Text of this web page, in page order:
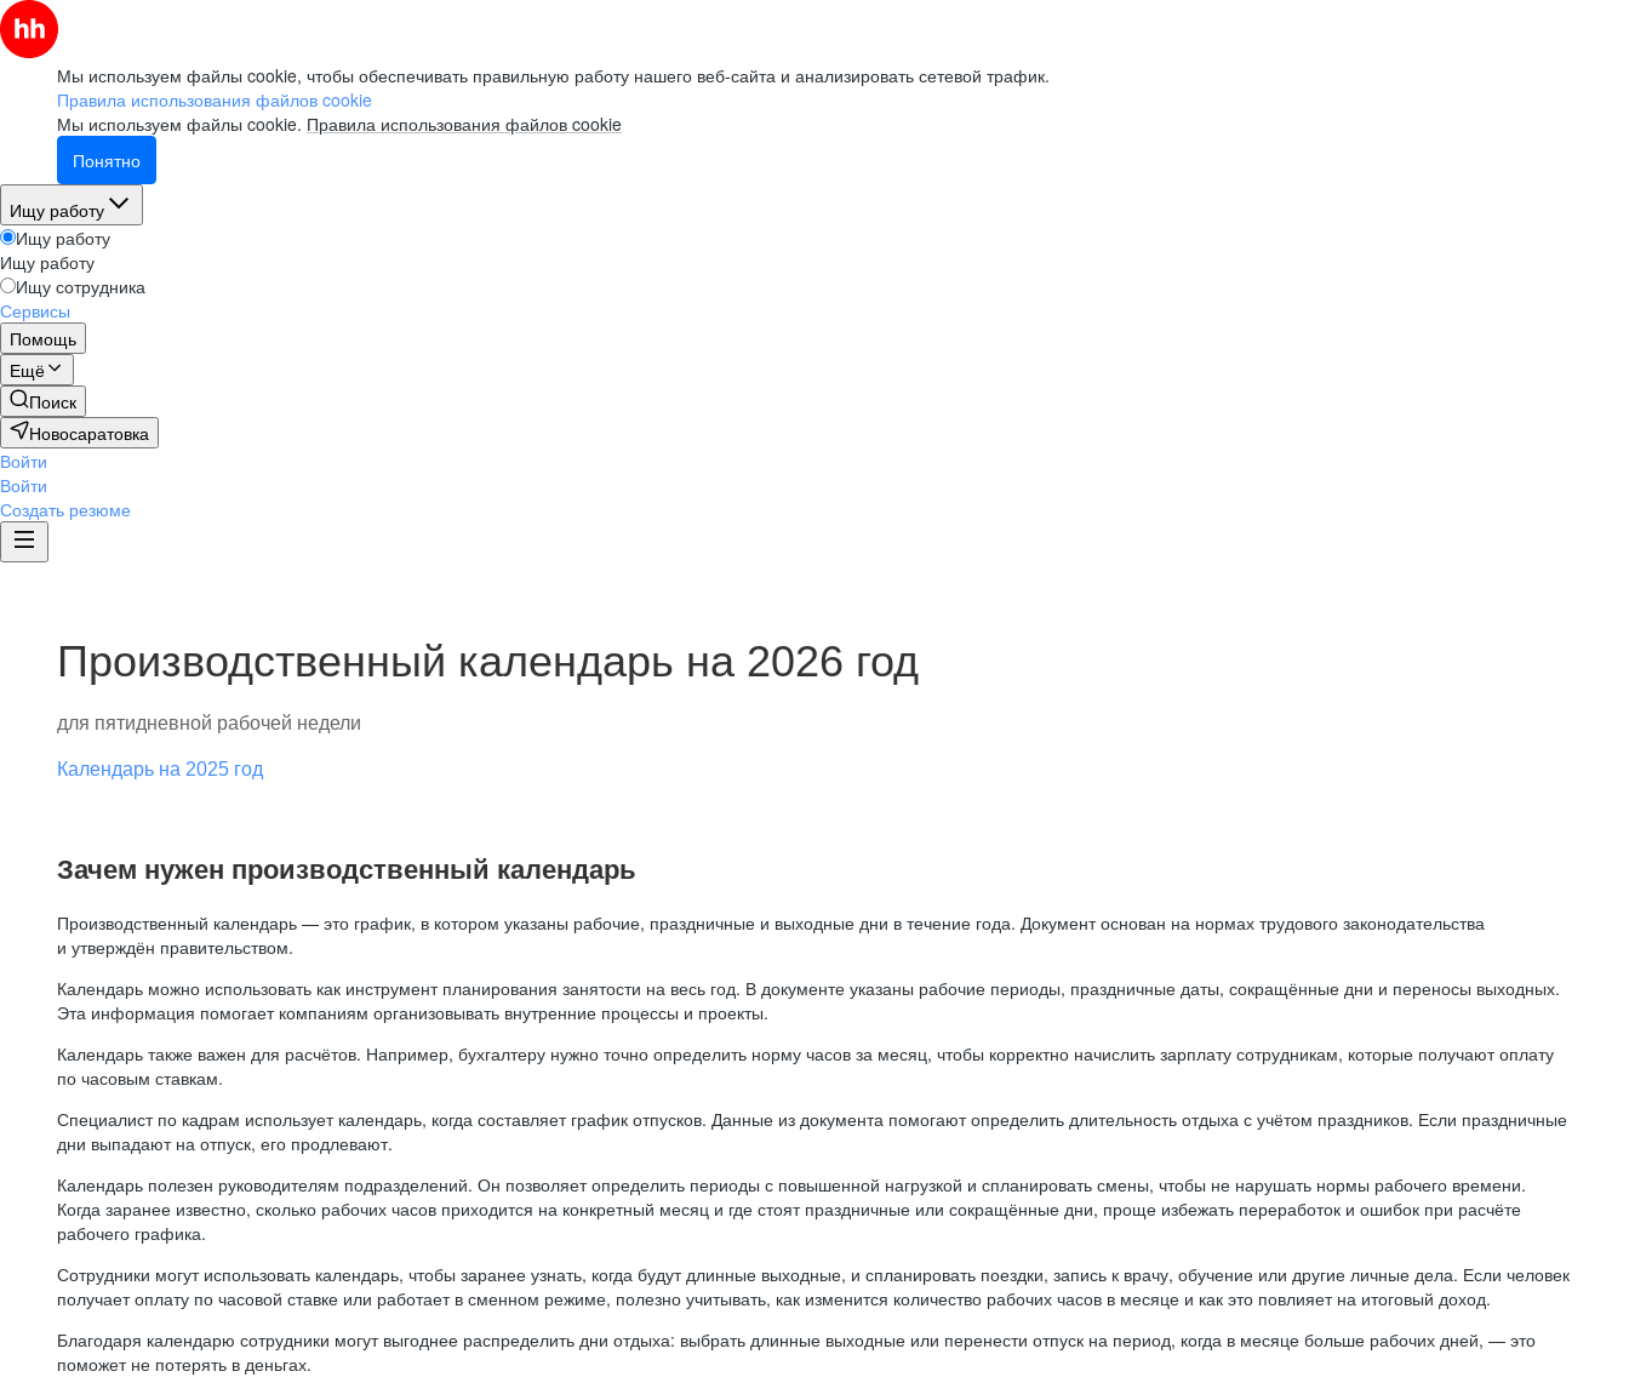
Мы используем файлы cookie, чтобы обеспечивать правильную работу нашего веб-сайта и анализировать сетевой трафик.
Правила использования файлов cookie
Мы используем файлы cookie. Правила использования файлов cookie
Понятно
Ищу работу
Ищу работу
Ищу работу
Ищу сотрудника
Сервисы
Помощь
Ещё
Поиск
Новосаратовка
Войти
Войти
Создать резюме
Производственный календарь на 2026 год
для пятидневной рабочей недели
Календарь на 2025 год
Зачем нужен производственный календарь
Производственный календарь — это график, в котором указаны рабочие, праздничные и выходные дни в течение года. Документ основан на нормах трудового законодательства
и утверждён правительством.
Календарь можно использовать как инструмент планирования занятости на весь год. В документе указаны рабочие периоды, праздничные даты, сокращённые дни и переносы выходных.
Эта информация помогает компаниям организовывать внутренние процессы и проекты.
Календарь также важен для расчётов. Например, бухгалтеру нужно точно определить норму часов за месяц, чтобы корректно начислить зарплату сотрудникам, которые получают оплату
по часовым ставкам.
Специалист по кадрам использует календарь, когда составляет график отпусков. Данные из документа помогают определить длительность отдыха с учётом праздников. Если праздничные
дни выпадают на отпуск, его продлевают.
Календарь полезен руководителям подразделений. Он позволяет определить периоды с повышенной нагрузкой и спланировать смены, чтобы не нарушать нормы рабочего времени.
Когда заранее известно, сколько рабочих часов приходится на конкретный месяц и где стоят праздничные или сокращённые дни, проще избежать переработок и ошибок при расчёте
рабочего графика.
Сотрудники могут использовать календарь, чтобы заранее узнать, когда будут длинные выходные, и спланировать поездки, запись к врачу, обучение или другие личные дела. Если человек
получает оплату по часовой ставке или работает в сменном режиме, полезно учитывать, как изменится количество рабочих часов в месяце и как это повлияет на итоговый доход.
Благодаря календарю сотрудники могут выгоднее распределить дни отдыха: выбрать длинные выходные или перенести отпуск на период, когда в месяце больше рабочих дней, — это
поможет не потерять в деньгах.